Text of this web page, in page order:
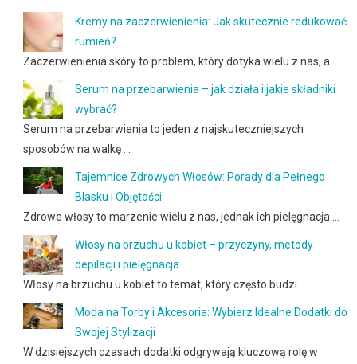
Kremy na zaczerwienienia: Jak skutecznie redukować
rumień?
Zaczerwienienia skóry to problem, który dotyka wielu z nas, a …
Serum na przebarwienia – jak działa i jakie składniki
wybrać?
Serum na przebarwienia to jeden z najskuteczniejszych
sposobów na walkę …
Tajemnice Zdrowych Włosów: Porady dla Pełnego
Blasku i Objętości
Zdrowe włosy to marzenie wielu z nas, jednak ich pielęgnacja …
Włosy na brzuchu u kobiet – przyczyny, metody
depilacji i pielęgnacja
Włosy na brzuchu u kobiet to temat, który często budzi …
Moda na Torby i Akcesoria: Wybierz Idealne Dodatki do
Swojej Stylizacji
W dzisiejszych czasach dodatki odgrywają kluczową rolę w